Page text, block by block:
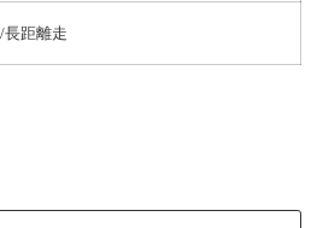
長距離走